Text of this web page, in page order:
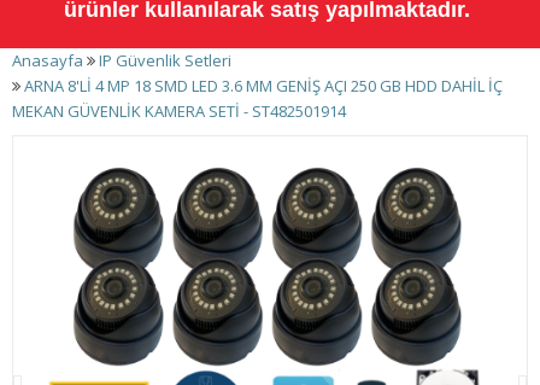
ürünler kullanılarak satış yapılmaktadır.
Anasayfa
IP Güvenlik Setleri
ARNA 8'Lİ 4 MP 18 SMD LED 3.6 MM GENİŞ AÇI 250 GB HDD DAHİL İÇ
MEKAN GÜVENLİK KAMERA SETİ - ST482501914